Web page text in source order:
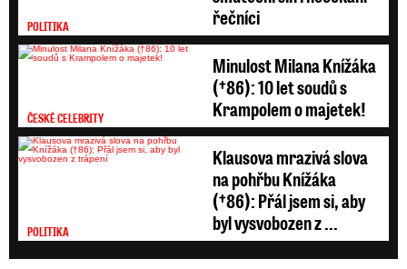
POLITIKA
řečníci
ČESKÉ CELEBRITY
Minulost Milana Knížáka
(†86): 10 let soudů s
Krampolem o majetek!
POLITIKA
Klausova mrazivá slova
na pohřbu Knížáka
(†86): Přál jsem si, aby
byl vysvobozen z ...